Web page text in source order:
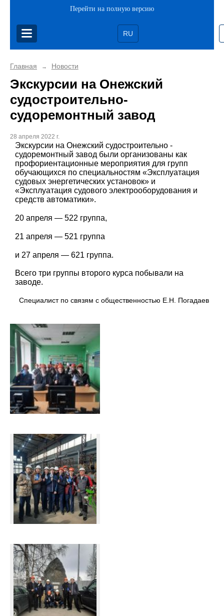
Перейти на полную версию
RU
Главная → Новости
Экскурсии на Онежский
судостроительно-
судоремонтный завод
28 апреля 2022 г.
Экскурсии на Онежский судостроительно -
судоремонтный завод были организованы как
профориентационные мероприятия для групп
обучающихся по специальностям «Эксплуатация
судовых энергетических установок» и
«Эксплуатация судового электрооборудования и
средств автоматики».
20 апреля — 522 группа,
21 апреля — 521 группа
и 27 апреля — 621 группа.
Всего три группы второго курса побывали на
заводе.
Специалист по связям с общественностью Е.Н. Погадаев